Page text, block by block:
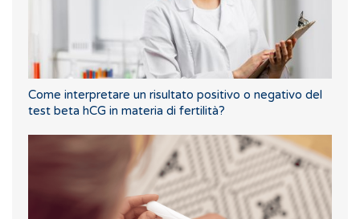
Come interpretare un risultato positivo o negativo del
test beta hCG in materia di fertilità?